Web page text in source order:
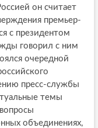
он считает
премьер-
с президентом
говорил с ним
очередной
пресс-службы
темы
объединениях,